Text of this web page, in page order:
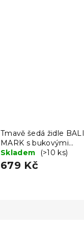
Tmavě šedá židle BALI
MARK s bukovými
nohami
Skladem (>10 ks)
679 Kč